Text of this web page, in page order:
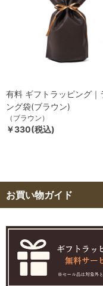
有料 ギフトラッピング｜
ング袋(ブラウン)
（ブラウン）
￥330(税込)
お買い物ガイド